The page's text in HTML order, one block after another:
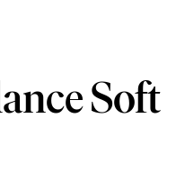
Soft